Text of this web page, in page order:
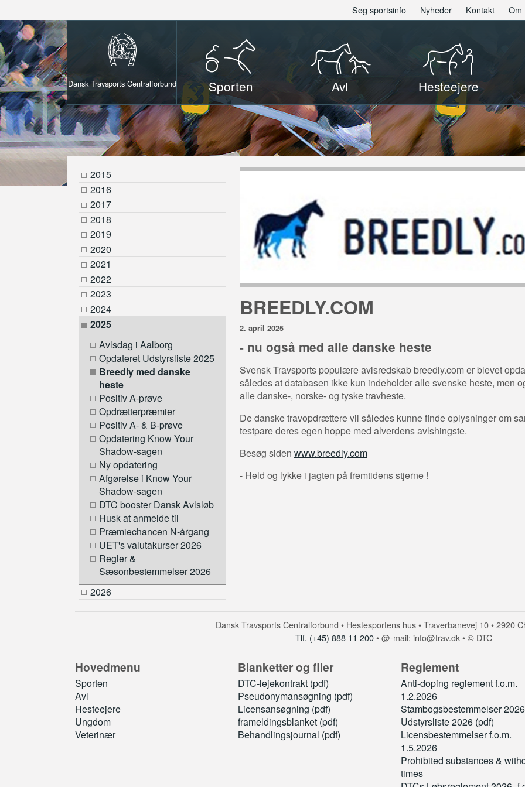
Søg sportsinfo Nyheder Kontakt Om
Dansk Travsports Centralforbund Sporten Avl Hesteejere
2015
2016
2017
2018
2019
2020
2021
2022
2023
2024
2025
Avlsdag i Aalborg
Opdateret Udstyrsliste 2025
Breedly med danske
heste
Positiv A-prøve
Opdrætterpræmier
Positiv A- & B-prøve
Opdatering Know Your
Shadow-sagen
Ny opdatering
Afgørelse i Know Your
Shadow-sagen
DTC booster Dansk Avlsløb
Husk at anmelde til
Præmiechancen N-årgang
UET's valutakurser 2026
Regler &
Sæsonbestemmelser 2026
2026
BREEDLY.COM
2. april 2025
- nu også med alle danske heste
Svensk Travsports populære avlsredskab breedly.com er blevet
således at databasen ikke kun indeholder alle svenske heste, men
alle danske-, norske- og tyske travheste.
De danske travopdrættere vil således kunne finde oplysninger om
testpare deres egen hoppe med alverdens avlshingste.
Besøg siden www.breedly.com
- Held og lykke i jagten på fremtidens stjerne !
Dansk Travsports Centralforbund • Hestesportens hus • Traverbanevej 10 • 2920
Tlf. (+45) 888 11 200• @-mail: info@trav.dk • © DTC
Hovedmenu
Sporten
Avl
Hesteejere
Ungdom
Veterinær
Blanketter og filer
DTC-lejekontrakt (pdf)
Pseudonymansøgning (pdf)
Licensansøgning (pdf)
frameldingsblanket (pdf)
Behandlingsjournal (pdf)
Reglement
Anti-doping reglement f.o.m.
1.2.2026
Stambogsbestemmelser
Udstyrsliste 2026 (pdf)
Licensbestemmelser f.o.m.
1.5.2026
Prohibited substances &
times